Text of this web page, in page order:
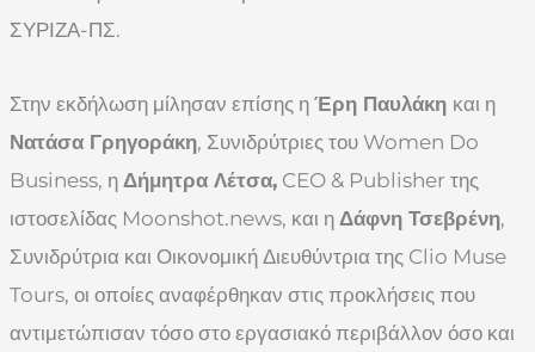
ΣΥΡΙΖΑ-ΠΣ.
Στην εκδήλωση μίλησαν επίσης η Έρη Παυλάκη και η
Νατάσα Γρηγοράκη, Συνιδρύτριες του Women Do
Business, η Δήμητρα Λέτσα, CEO & Publisher της
ιστοσελίδας Moonshot.news, και η Δάφνη Τσεβρένη,
Συνιδρύτρια και Οικονομική Διευθύντρια της Clio Muse
Tours, οι οποίες αναφέρθηκαν στις προκλήσεις που
αντιμετώπισαν τόσο στο εργασιακό περιβάλλον όσο και